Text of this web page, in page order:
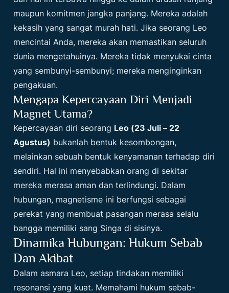
maupun komitmen jangka panjang. Mereka adalah
kekasih yang sangat murah hati. Jika seorang Leo
mencintai Anda, mereka akan memastikan seluruh
dunia mengetahuinya. Mereka tidak menyukai cinta
yang sembunyi-sembunyi; mereka menginginkan
pengakuan.
Mengapa Kepercayaan Diri Menjadi
Magnet Utama?
Kepercayaan diri seorang Leo (23 Juli – 22
Agustus) bukanlah bentuk kesombongan,
melainkan sebuah bentuk kenyamanan terhadap diri
sendiri. Hal ini menyebabkan orang di sekitar
mereka merasa aman dan terlindungi. Dalam
hubungan, magnetisme ini berfungsi sebagai
perekat yang membuat pasangan merasa selalu
bangga memiliki sang Singa di sisinya.
Dinamika Hubungan: Hukum Sebab
Dan Akibat
Dalam asmara Leo, setiap tindakan memiliki
resonansi yang kuat. Memahami hukum sebab-